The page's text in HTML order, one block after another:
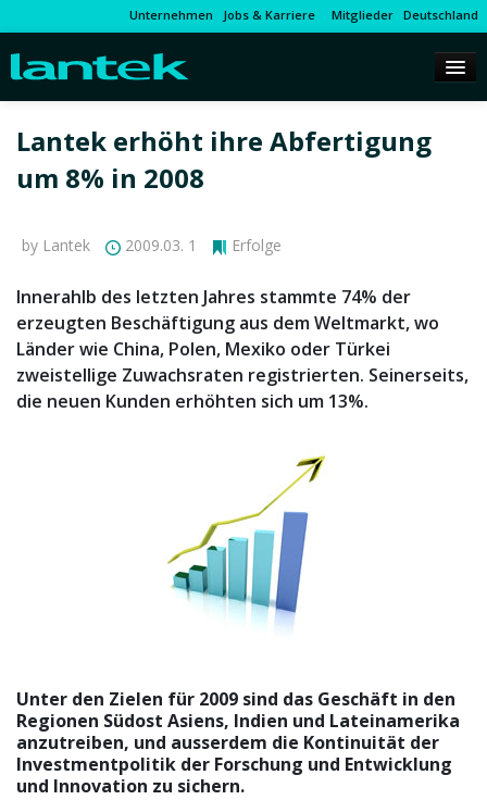
Unternehmen Jobs & Karriere Mitglieder Deutschland
Lantek erhöht ihre Abfertigung
um 8% in 2008
by Lantek 2009.03. 1 Erfolge
Innerahlb des letzten Jahres stammte 74% der
erzeugten Beschäftigung aus dem Weltmarkt, wo
Länder wie China, Polen, Mexiko oder Türkei
zweistellige Zuwachsraten registrierten. Seinerseits,
die neuen Kunden erhöhten sich um 13%.
Unter den Zielen für 2009 sind das Geschäft in den
Regionen Südost Asiens, Indien und Lateinamerika
anzutreiben, und ausserdem die Kontinuität der
Investmentpolitik der Forschung und Entwicklung
und Innovation zu sichern.